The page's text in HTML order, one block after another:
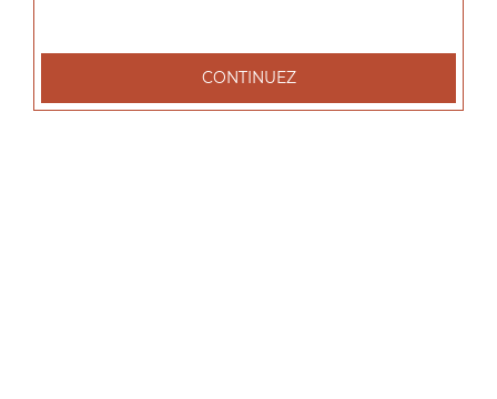
CONTINUEZ